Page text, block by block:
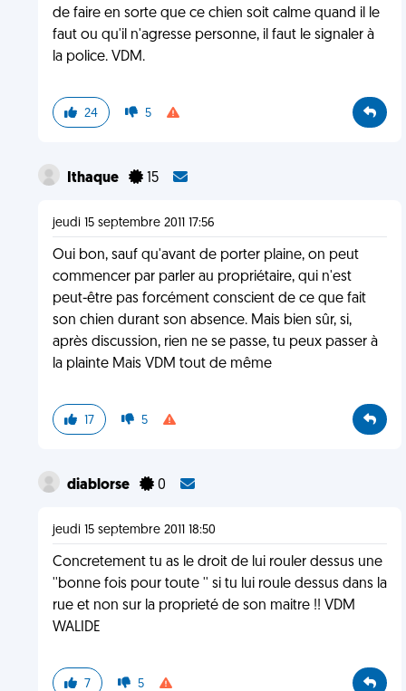
de faire en sorte que ce chien soit calme quand il le
faut ou qu'il n'agresse personne, il faut le signaler à
la police. VDM.
24 5
Ithaque 15
jeudi 15 septembre 2011 17:56
Oui bon, sauf qu'avant de porter plaine, on peut
commencer par parler au propriétaire, qui n'est
peut-être pas forcément conscient de ce que fait
son chien durant son absence. Mais bien sûr, si,
après discussion, rien ne se passe, tu peux passer à
la plainte Mais VDM tout de même
17 5
diablorse 0
jeudi 15 septembre 2011 18:50
Concretement tu as le droit de lui rouler dessus une
''bonne fois pour toute '' si tu lui roule dessus dans la
rue et non sur la proprieté de son maitre !! VDM
WALIDE
7 5